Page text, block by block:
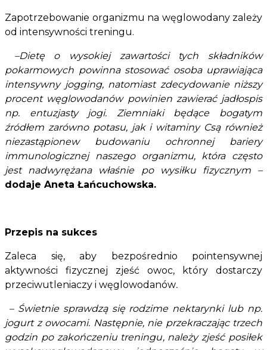
Zapotrzebowanie organizmu na węglowodany zależy
od intensywności treningu.
–Dietę o wysokiej zawartości tych składników
pokarmowych powinna stosować osoba uprawiająca
intensywny jogging, natomiast zdecydowanie niższy
procent węglowodanów powinien zawierać jadłospis
np. entuzjasty jogi. Ziemniaki będące bogatym
źródłem zarówno potasu, jak i witaminy Csą również
niezastąpionew budowaniu ochronnej bariery
immunologicznej naszego organizmu, która często
jest nadwyrężana właśnie po wysiłku fizycznym –
dodaje Aneta Łańcuchowska.
Przepis na sukces
Zaleca się, aby bezpośrednio pointensywnej
aktywności fizycznej zjeść owoc, który dostarczy
przeciwutleniaczy i węglowodanów.
– Świetnie sprawdzą się rodzime nektarynki lub np.
jogurt z owocami. Następnie, nie przekraczając trzech
godzin po zakończeniu treningu, należy zjeść posiłek